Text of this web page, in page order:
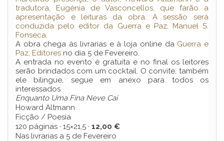
tradutora, Eugénia de Vasconcellos, que farão a
apresentação e leituras da obra. A sessão será
conduzida pelo editor da Guerra e Paz, Manuel S.
Fonseca.
A obra chega às livrarias e à loja online da Guerra e
Paz, Editores no dia 5 de Fevereiro.
A entrada no evento é gratuita e no final os leitores
serão brindados com um cocktail. O convite, também
ele bilingue, segue em anexo para todos os
interessados.
Enquanto Uma Fina Neve Cai
Howard Altmann
Ficção / Poesia
120 páginas · 15×21,5 · 12,00 €
Nas livrarias a 5 de Fevereiro